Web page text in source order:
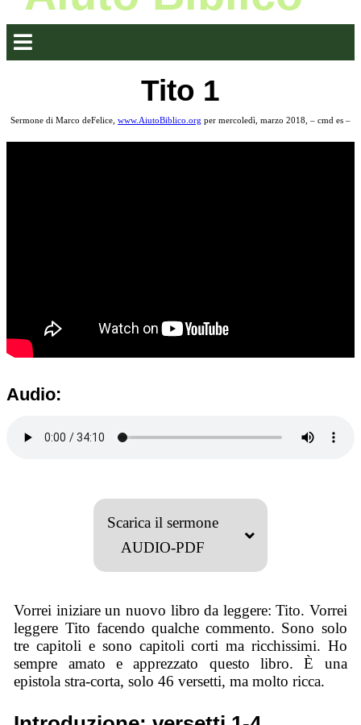
Tito 1
Sermone di Marco deFelice, www.AiutoBiblico.org per mercoledì, marzo 2018, – cmd es –
Audio:
Scarica il sermone
AUDIO-PDF
Vorrei iniziare un nuovo libro da leggere: Tito. Vorrei
leggere Tito facendo qualche commento. Sono solo
tre capitoli e sono capitoli corti ma ricchissimi. Ho
sempre amato e apprezzato questo libro. È una
epistola stra-corta, solo 46 versetti, ma molto ricca.